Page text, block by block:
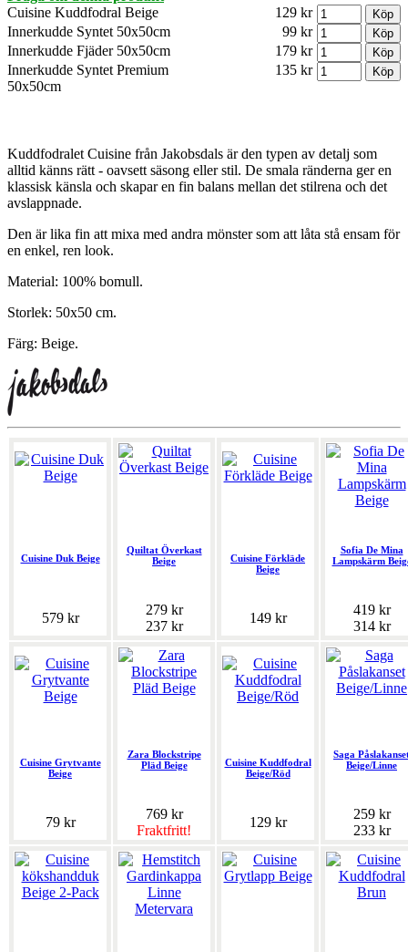
Cuisine Kuddfodral Beige
129 kr
Innerkudde Syntet 50x50cm
99 kr
Innerkudde Fjäder 50x50cm
179 kr
Innerkudde Syntet Premium
50x50cm
135 kr
Kuddfodralet Cuisine från Jakobsdals är den typen av detalj som
alltid känns rätt - oavsett säsong eller stil. De smala ränderna ger en
klassisk känsla och skapar en fin balans mellan det stilrena och det
avslappnade.
Den är lika fin att mixa med andra mönster som att låta stå ensam för
en enkel, ren look.
Material: 100% bomull.
Storlek: 50x50 cm.
Färg: Beige.
Cuisine Duk Beige
579 kr
Quiltat Överkast
Beige
279 kr
237 kr
Cuisine Förkläde
Beige
149 kr
Sofia De Mina
Lampskärm
419 kr
314 kr
Cuisine Grytvante
Beige
79 kr
Zara Blockstripe
Pläd Beige
769 kr
Fraktfritt!
Cuisine Kuddfodral
Beige/Röd
129 kr
Saga
Beige/Linne
259 kr
233 kr